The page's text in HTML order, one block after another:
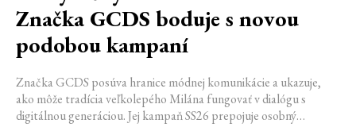
Značka GCDS boduje s novou
podobou kampaní
Značka GCDS posúva hranice módnej komunikácie a ukazuje,
ako môže tradícia veľkolepého Milána fungovať v dialógu s
digitálnou generáciou. Jej kampaň SS26 prepojuje osobný